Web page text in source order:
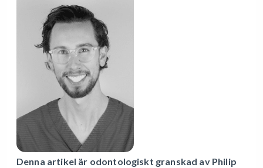
Denna artikel är odontologiskt granskad av Philip